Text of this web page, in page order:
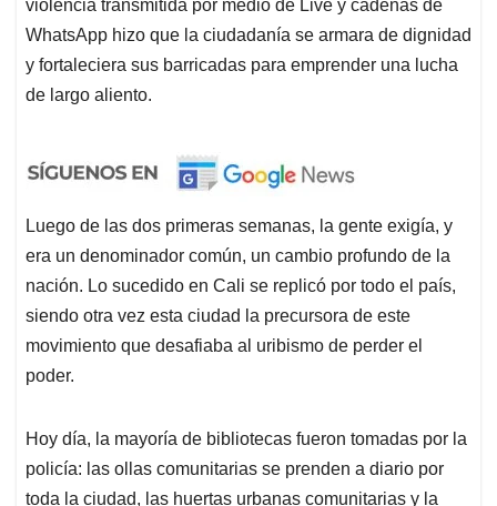
violencia transmitida por medio de Live y cadenas de
WhatsApp hizo que la ciudadanía se armara de dignidad
y fortaleciera sus barricadas para emprender una lucha
de largo aliento.
Luego de las dos primeras semanas, la gente exigía, y
era un denominador común, un cambio profundo de la
nación. Lo sucedido en Cali se replicó por todo el país,
siendo otra vez esta ciudad la precursora de este
movimiento que desafiaba al uribismo de perder el
poder.
Hoy día, la mayoría de bibliotecas fueron tomadas por la
policía: las ollas comunitarias se prenden a diario por
toda la ciudad, las huertas urbanas comunitarias y la